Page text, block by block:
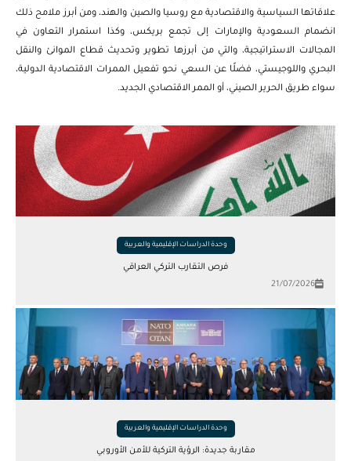
علاقاتها السياسية والاقتصادية مع روسيا والصين والهند، ومن أبرز ملامح ذلك
انضمام السعودية والإمارات إلى تجمع بريكس، وكذا استمرار التعاون في
المجالات الاستراتيجية، والتي من أبرزها تطوير وتحديث قطاع الموانئ والنقل
البحري واللوجيستي، فضلًا عن السعي نحو تفعيل الممرات الاقتصادية الدولية،
سواء طريق الحرير الصيني، أو الممر الاقتصادي الجديد.
وحدة الدراسات الإقليمية والعربية
فرص التقارب التركي العراقي
21/07/2026
وحدة الدراسات الإقليمية والعربية
مقاربة جديدة: الرؤية التركية للأمن الأوروبي